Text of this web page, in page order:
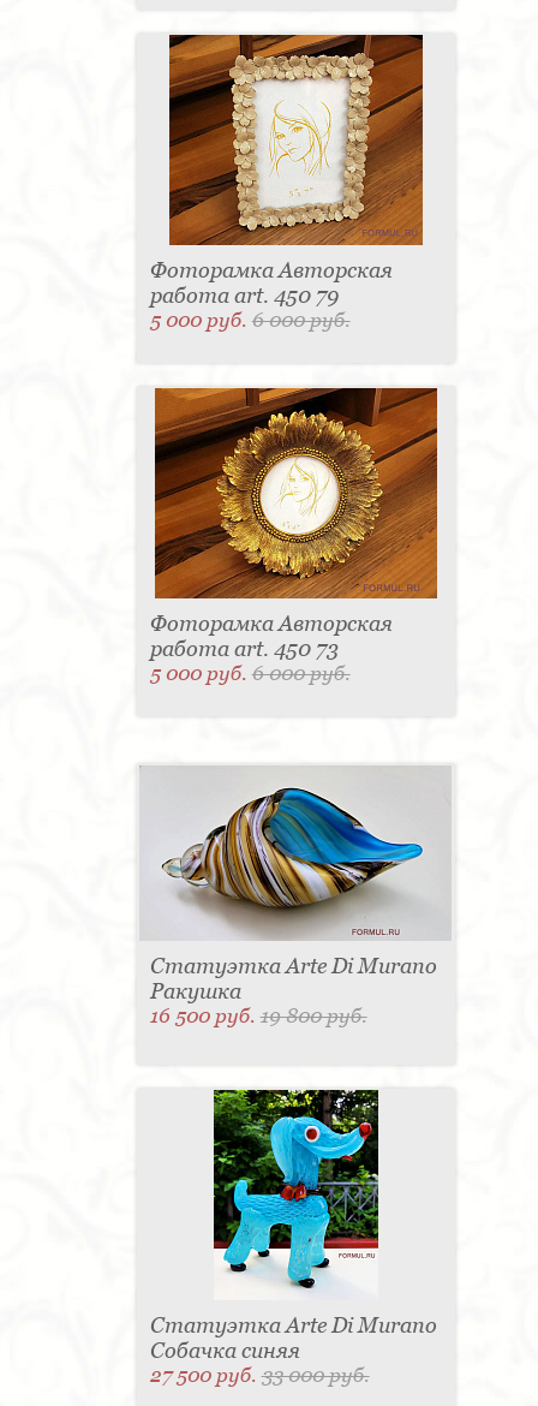
Фоторамка Авторская
работа art. 450 79
5 000 руб.6 000 руб.
Фоторамка Авторская
работа art. 450 73
5 000 руб.6 000 руб.
Статуэтка Arte Di Murano
Ракушка
16 500 руб.19 800 руб.
Статуэтка Arte Di Murano
Собачка синяя
27 500 руб.33 000 руб.